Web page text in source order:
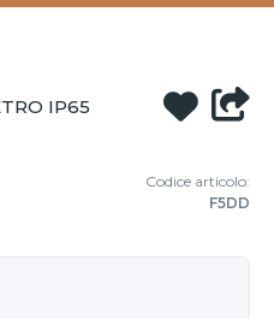
IP65
Codice articolo:
F5DD